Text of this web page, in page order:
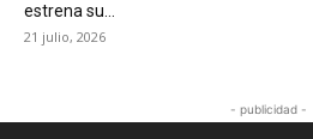
estrena su...
21 julio, 2026
- publicidad -